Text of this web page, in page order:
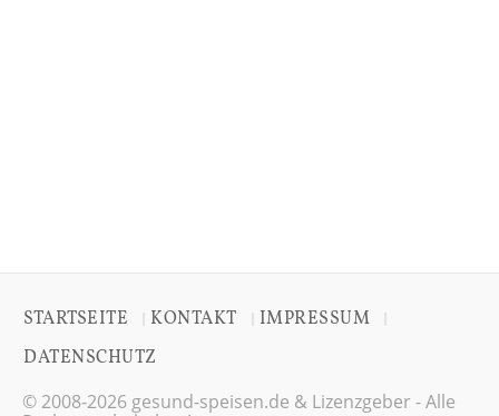
STARTSEITE KONTAKT IMPRESSUM
DATENSCHUTZ
© 2008-2026 gesund-speisen.de & Lizenzgeber - Alle